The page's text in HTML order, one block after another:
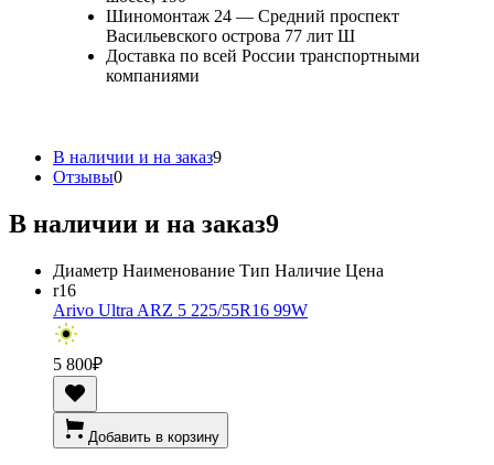
Шиномонтаж 24 — Средний проспект
Васильевского острова 77 лит Ш
Доставка по всей России транспортными
компаниями
В наличии и на заказ9
Отзывы0
В наличии и на заказ9
Диаметр Наименование Тип Наличие Цена
r16
Arivo Ultra ARZ 5 225/55R16 99W
5 800₽
Добавить в корзину